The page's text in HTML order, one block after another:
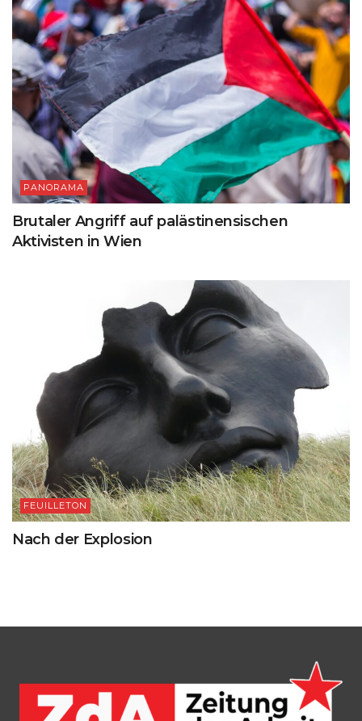
PANORAMA
Brutaler Angriff auf palästinensischen
Aktivisten in Wien
FEUILLETON
Nach der Explosion